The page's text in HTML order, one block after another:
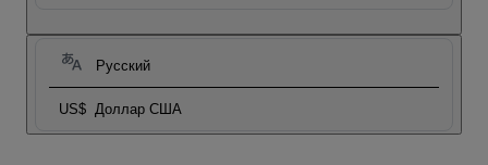
Русский
US$ Доллар США